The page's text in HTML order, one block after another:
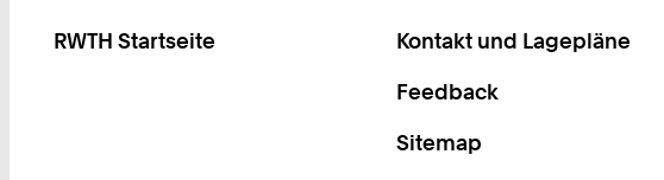
RWTH Startseite
Kontakt und Lagepläne
Feedback
Sitemap